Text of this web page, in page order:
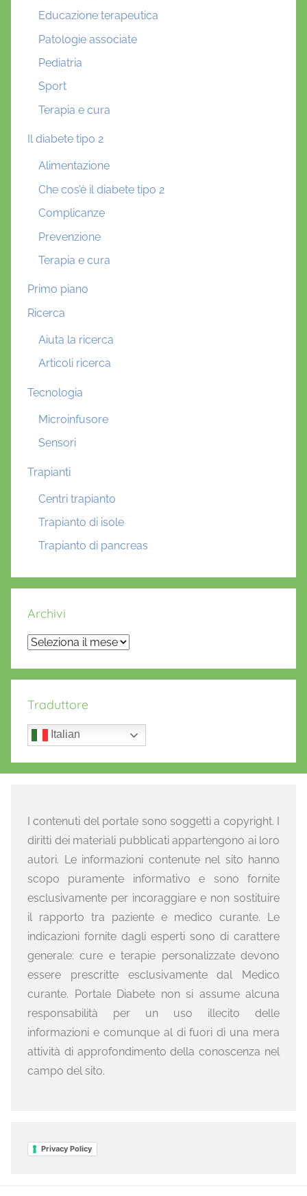
Educazione terapeutica
Patologie associate
Pediatria
Sport
Terapia e cura
Il diabete tipo 2
Alimentazione
Che cos’è il diabete tipo 2
Complicanze
Prevenzione
Terapia e cura
Primo piano
Ricerca
Aiuta la ricerca
Articoli ricerca
Tecnologia
Microinfusore
Sensori
Trapianti
Centri trapianto
Trapianto di isole
Trapianto di pancreas
Archivi
Archivi
Traduttore
Italian
I contenuti del portale sono soggetti a copyright. I
diritti dei materiali pubblicati appartengono ai loro
autori. Le informazioni contenute nel sito hanno
scopo puramente informativo e sono fornite
esclusivamente per incoraggiare e non sostituire
il rapporto tra paziente e medico curante. Le
indicazioni fornite dagli esperti sono di carattere
generale: cure e terapie personalizzate devono
essere prescritte esclusivamente dal Medico
curante. Portale Diabete non si assume alcuna
responsabilità per un uso illecito delle
informazioni e comunque al di fuori di una mera
attività di approfondimento della conoscenza nel
campo del sito.
Privacy Policy